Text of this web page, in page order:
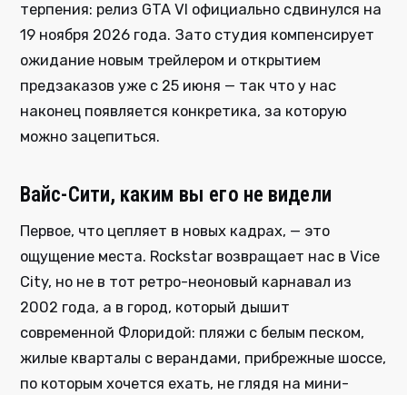
терпения: релиз GTA VI официально сдвинулся на
19 ноября 2026 года. Зато студия компенсирует
ожидание новым трейлером и открытием
предзаказов уже с 25 июня — так что у нас
наконец появляется конкретика, за которую
можно зацепиться.
Вайс-Сити, каким вы его не видели
Первое, что цепляет в новых кадрах, — это
ощущение места. Rockstar возвращает нас в Vice
City, но не в тот ретро-неоновый карнавал из
2002 года, а в город, который дышит
современной Флоридой: пляжи с белым песком,
жилые кварталы с верандами, прибрежные шоссе,
по которым хочется ехать, не глядя на мини-